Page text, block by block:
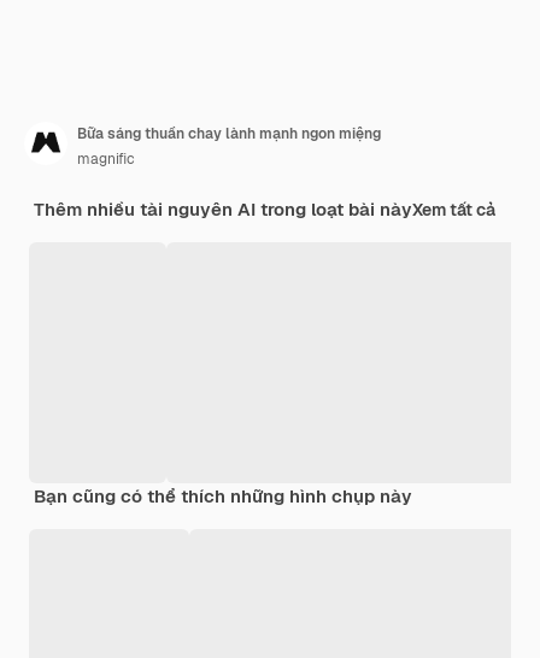
Bữa sáng thuần chay lành mạnh ngon miệng
magnific
Thêm nhiều tài nguyên AI trong loạt bài nàyXem tất cả
Bạn cũng có thể thích những hình chụp này